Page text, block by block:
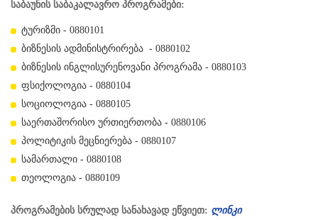
საბაუნის საბაკალავრო პროგრამები:
ტურიზმი - 0880101
ბიზნესის ადმინისტრირება - 0880102
ბიზნესის ინგლისურენოვანი პროგრამა - 0880103
ფსიქოლოგია - 0880104
სოციოლოგია - 0880105
საერთაშორისო ურთიერთობა - 0880106
პოლიტიკის მეცნიერება - 0880107
სამართალი - 0880108
თეოლოგია - 0880109
პროგრამების სრულად სანახავად ეწვიეთ: ლინკი